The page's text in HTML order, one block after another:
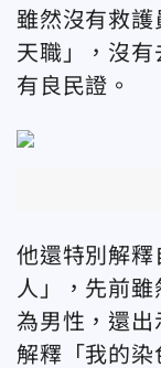
雖然沒有救
天職」，沒
有良民證。
他還特別解釋
人」，先前
為男性，還出
解釋「我的染